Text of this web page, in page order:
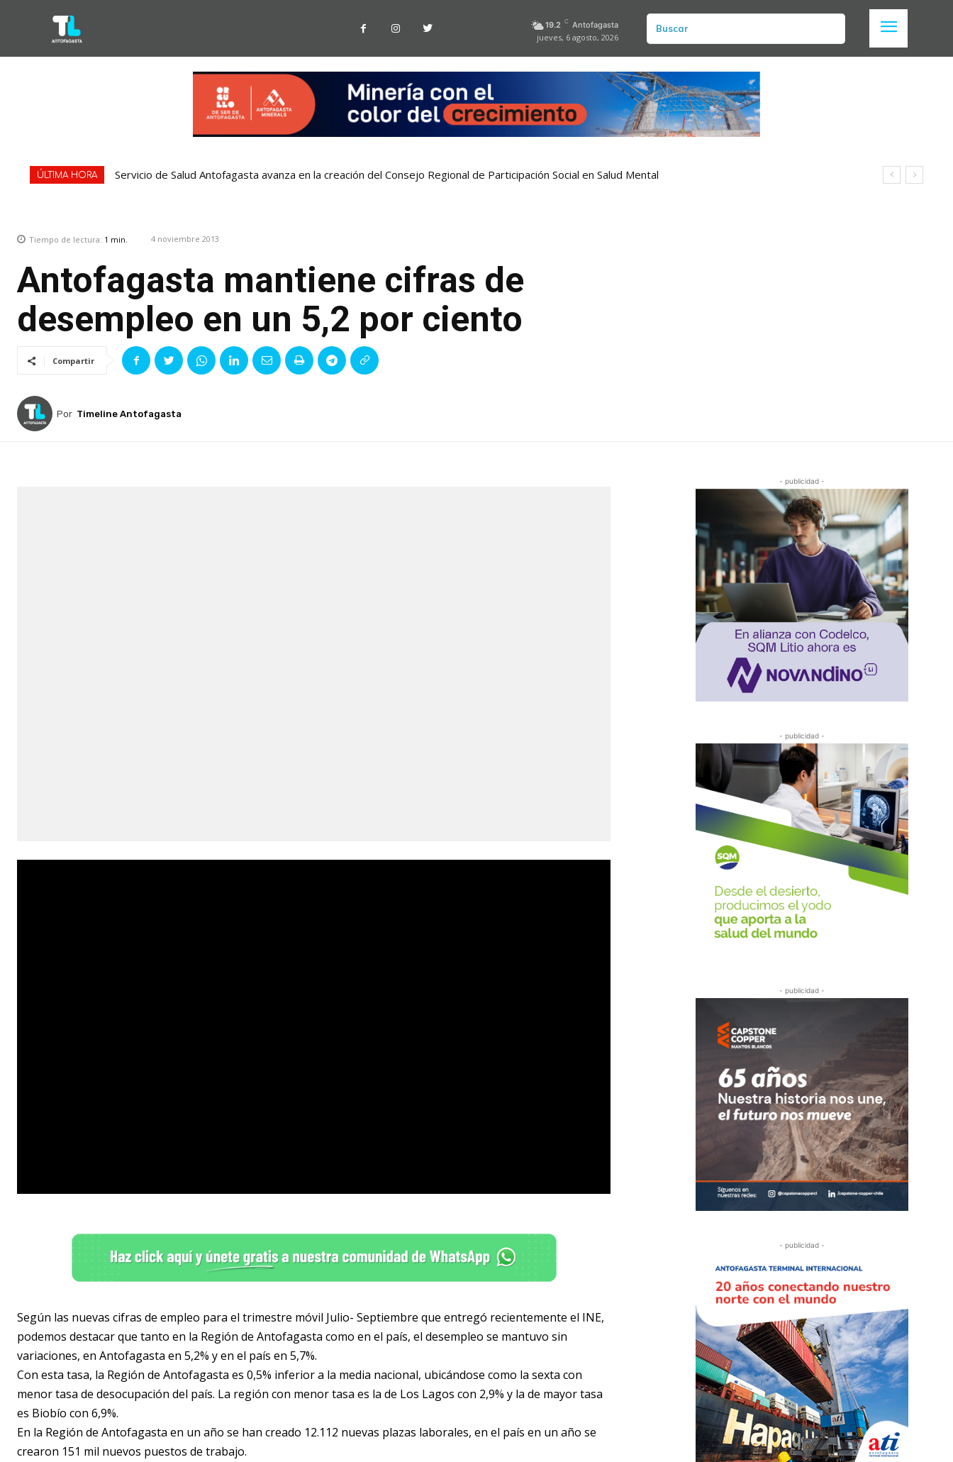
19.2 C Antofagasta
jueves, 6 agosto, 2026
Buscar
ÚLTIMA HORA Servicio de Salud Antofagasta avanza en la creación del Consejo Regional de Participación Social en Salud Mental
Tiempo de lectura: 1 min. 4 noviembre 2013
Antofagasta mantiene cifras de
desempleo en un 5,2 por ciento
Compartir
Por Timeline Antofagasta
Según las nuevas cifras de empleo para el trimestre móvil Julio- Septiembre que entregó recientemente el INE,
podemos destacar que tanto en la Región de Antofagasta como en el país, el desempleo se mantuvo sin
variaciones, en Antofagasta en 5,2% y en el país en 5,7%.
Con esta tasa, la Región de Antofagasta es 0,5% inferior a la media nacional, ubicándose como la sexta con
menor tasa de desocupación del país. La región con menor tasa es la de Los Lagos con 2,9% y la de mayor tasa
es Biobío con 6,9%.
En la Región de Antofagasta en un año se han creado 12.112 nuevas plazas laborales, en el país en un año se
crearon 151 mil nuevos puestos de trabajo.
- publicidad -
- publicidad -
- publicidad -
- publicidad -